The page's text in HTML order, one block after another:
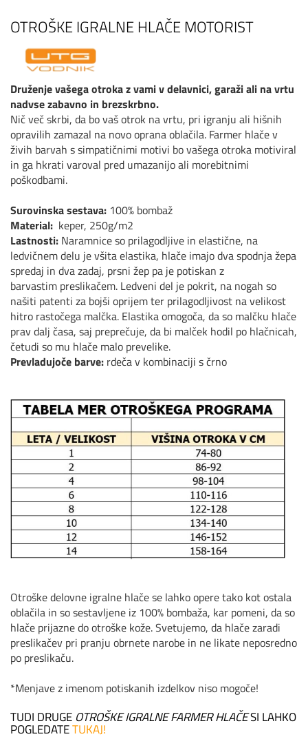
OTROŠKE IGRALNE HLAČE MOTORIST
Druženje vašega otroka z vami v delavnici, garaži ali na vrtu
nadvse zabavno in brezskrbno.
Nič več skrbi, da bo vaš otrok na vrtu, pri igranju ali hišnih
opravilih zamazal na novo oprana oblačila. Farmer hlače v
živih barvah s simpatičnimi motivi bo vašega otroka motiviral
in ga hkrati varoval pred umazanijo ali morebitnimi
poškodbami.
Surovinska sestava: 100% bombaž
Material: keper, 250g/m2
Lastnosti: Naramnice so prilagodljive in elastične, na
ledvičnem delu je všita elastika, hlače imajo dva spodnja žepa
spredaj in dva zadaj, prsni žep pa je potiskan z
barvastim preslikačem. Ledveni del je pokrit, na nogah so
našiti patenti za bojši oprijem ter prilagodljivost na velikost
hitro rastočega malčka. Elastika omogoča, da so malčku hlače
prav dalj časa, saj preprečuje, da bi malček hodil po hlačnicah,
četudi so mu hlače malo prevelike.
Prevladujoče barve: rdeča v kombinaciji s črno
Otroške delovne igralne hlače se lahko opere tako kot ostala
oblačila in so sestavljene iz 100% bombaža, kar pomeni, da so
hlače prijazne do otroške kože. Svetujemo, da hlače zaradi
preslikačev pri pranju obrnete narobe in ne likate neposredno
po preslikaču.
*Menjave z imenom potiskanih izdelkov niso mogoče!
TUDI DRUGE OTROŠKE IGRALNE FARMER HLAČESI LAHKO
POGLEDATETUKAJ!